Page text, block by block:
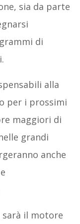
sia da parte
di
alla
per i prossimi
maggiori di
grandi
anche
sarà il motore